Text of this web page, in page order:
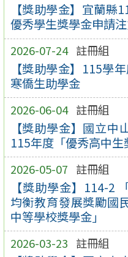
【獎助學金】宜蘭縣
優秀學生獎學金申請注
2026-07-24 註冊組
【獎助學金】115學
寒僑生助學金
2026-06-04 註冊組
【獎助學金】國立
115年度「優秀高中生
2026-05-07 註冊組
【獎助學金】114-2
均衡教育發展獎勵國
中等學校獎學金」
2026-03-23 註冊組